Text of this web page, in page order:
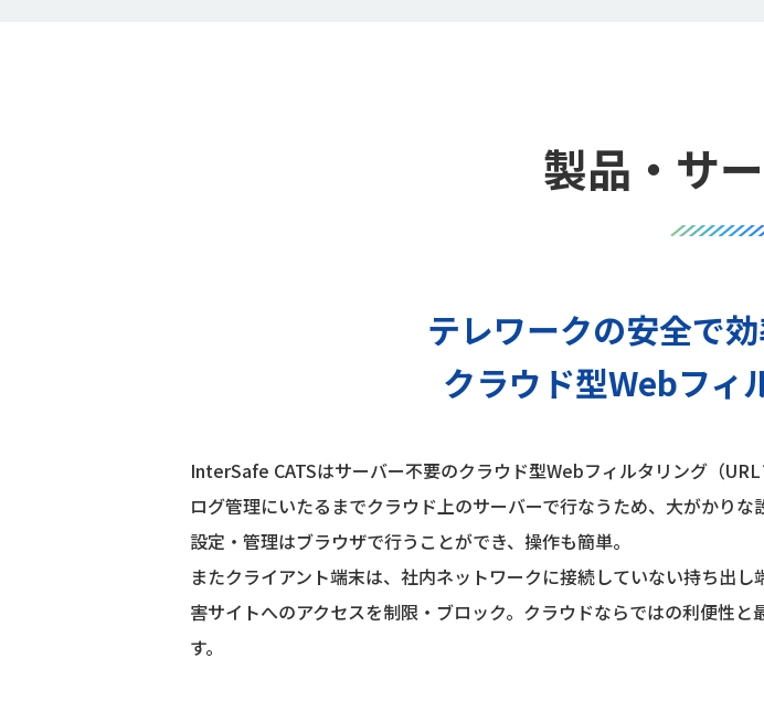
製品・サ
テレワークの安全で
クラウド型Webフィ
InterSafe CATSはサーバー不要のクラウド型Webフィルタリング（
ログ管理にいたるまでクラウド上のサーバーで行なうため、大がかりな
設定・管理はブラウザで行うことができ、操作も簡単。
またクライアント端末は、社内ネットワークに接続していない持ち出
害サイトへのアクセスを制限・ブロック。クラウドならではの利便性
す。